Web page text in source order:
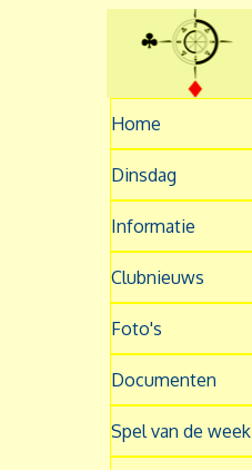
Home
Dinsdag
Informatie
Clubnieuws
Foto's
Documenten
Spel van de week